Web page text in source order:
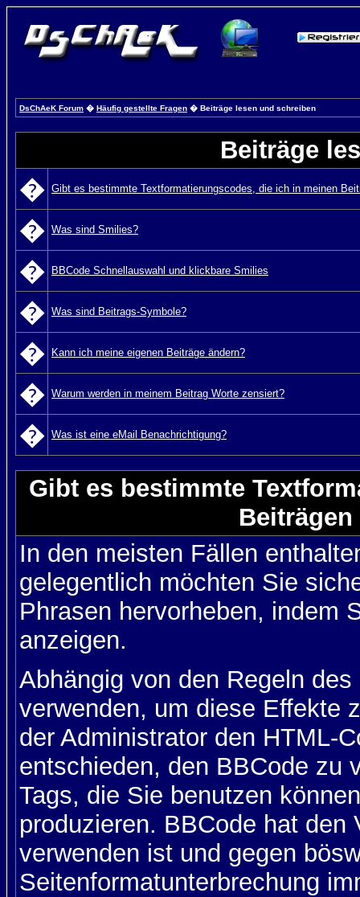
DsChAeK Forum � Häufig gestellte Fragen � Beiträge lesen und schreiben
Beiträge
� Gibt es bestimmte Textformatierungscodes, die ich in meinen
� Was sind Smilies?
� BBCode Schnellauswahl und klickbare Smilies
� Was sind Beitrags-Symbole?
� Kann ich meine eigenen Beiträge ändern?
� Warum werden in meinem Beitrag Worte zensiert?
� Was ist eine eMail Benachrichtigung?
Gibt es bestimmte
In den meisten Fällen
gelegentlich möchten Sie
Phrasen hervorheben, indem
anzeigen.
Abhängig von den Regeln
verwenden, um diese Effekte
der Administrator den HTML-
entschieden, den BBCode zu
Tags, die Sie benutzen
produzieren. BBCode hat
verwenden ist und gegen
Seitenformatunterbrechung